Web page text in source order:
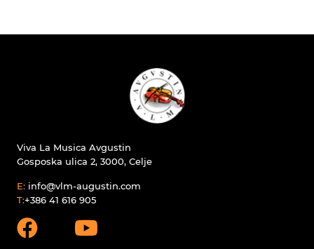
Viva La Musica Avgustin
Gosposka ulica 2, 3000, Celje
E: info@vlm-augustin.com
T:+386 41 616 905